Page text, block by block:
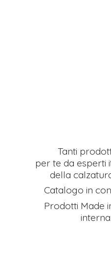
Tanti
per te da esperti
della
Catalogo in
Prodotti Made